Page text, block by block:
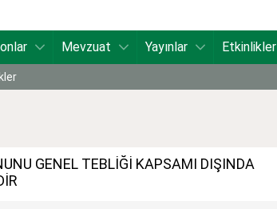
Mevzuat Yayınlar Etkinlikler
GENEL TEBLİĞİ KAPSAMI DIŞINDA